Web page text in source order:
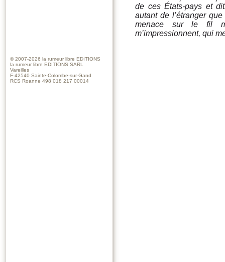
de ces États-pays et
autant de l’étranger
menace sur le fil
m’impressionnent, qui
© 2007-2026 la rumeur libre EDITIONS
la rumeur libre EDITIONS SARL
Vareilles
F-42540 Sainte-Colombe-sur-Gand
RCS Roanne 498 018 217 00014